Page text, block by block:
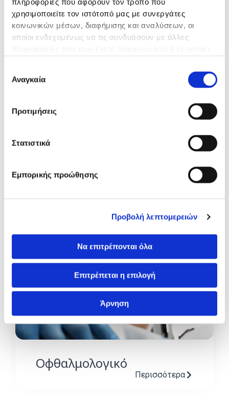
πληροφορίες που αφορούν τον τρόπο που
χρησιμοποιείτε τον ιστότοπό μας με συνεργάτες
κοινωνικών μέσων, διαφήμισης και αναλύσεων, οι
οποίοι ενδεχομένως να τις συνδυάσουν με άλλες
συγκατάθεσης
Αναγκαία
Προτιμήσεις
Στατιστικά
Εμπορικής προώθησης
Προβολή λεπτομερειών
Να επιτρέπονται όλα
Επιτρέπεται η επιλογή
Άρνηση
Γενική Χειρουργική
Οφθαλμολογικό
Περισσότερα